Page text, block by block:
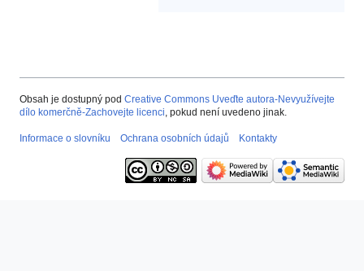
Obsah je dostupný pod Creative Commons Uveďte autora-Nevyužívejte
dílo komerčně-Zachovejte licenci, pokud není uvedeno jinak.
Informace o slovníku Ochrana osobních údajů Kontakty